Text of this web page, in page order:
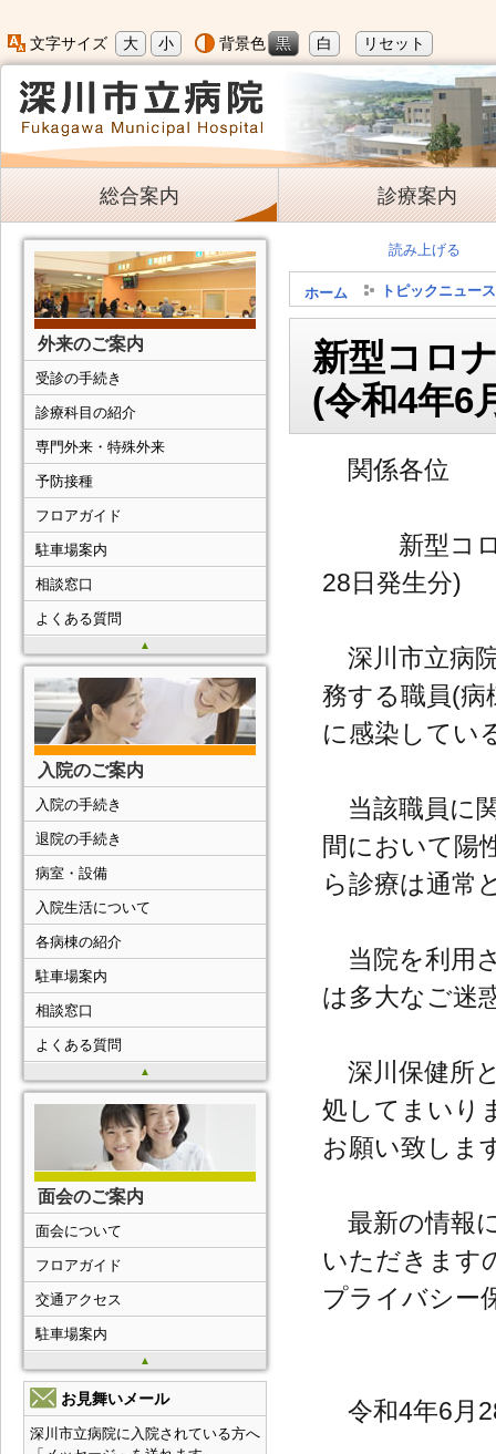
文字サイズ 大 小 背景色 黒 白 リセット
総合案内 診療案内
読み上げる
ホーム トピックニュース
新型コロ
(令和4年6
関係各位
新型コロナ
28日発生分)
深川市立病
務する職員(病
に感染してい
当該職員に
間において陽
ら診療は通常
当院を利用
は多大なご迷
深川保健所
処してまいり
お願い致しま
最新の情報
いただきます
プライバシー
令和4年6月
外来のご案内
▲
受診の手続き
診療科目の紹介
専門外来・特殊外来
予防接種
フロアガイド
駐車場案内
相談窓口
よくある質問
入院のご案内
▲
入院の手続き
退院の手続き
病室・設備
入院生活について
各病棟の紹介
駐車場案内
相談窓口
よくある質問
面会のご案内
▲
面会について
フロアガイド
交通アクセス
駐車場案内
お見舞いメール
深川市立病院に入院されている方へ